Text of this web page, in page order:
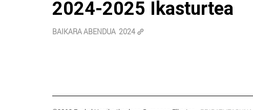
2024-2025 Ikasturtea
BAIKARA ABENDUA 2024